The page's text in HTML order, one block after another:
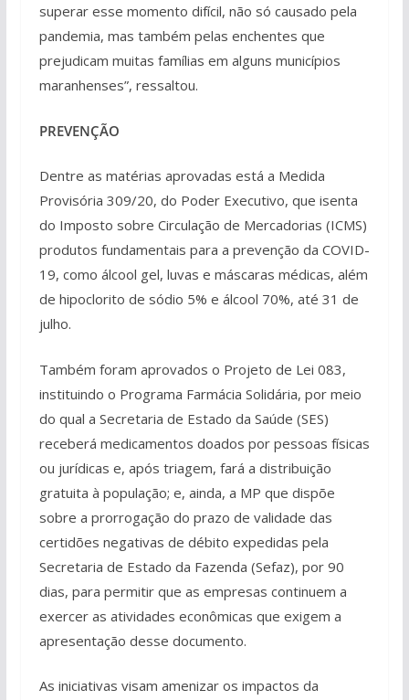
superar esse momento difícil, não só causado pela
pandemia, mas também pelas enchentes que
prejudicam muitas famílias em alguns municípios
maranhenses”, ressaltou.
PREVENÇÃO
Dentre as matérias aprovadas está a Medida
Provisória 309/20, do Poder Executivo, que isenta
do Imposto sobre Circulação de Mercadorias (ICMS)
produtos fundamentais para a prevenção da COVID-
19, como álcool gel, luvas e máscaras médicas, além
de hipoclorito de sódio 5% e álcool 70%, até 31 de
julho.
Também foram aprovados o Projeto de Lei 083,
instituindo o Programa Farmácia Solidária, por meio
do qual a Secretaria de Estado da Saúde (SES)
receberá medicamentos doados por pessoas físicas
ou jurídicas e, após triagem, fará a distribuição
gratuita à população; e, ainda, a MP que dispõe
sobre a prorrogação do prazo de validade das
certidões negativas de débito expedidas pela
Secretaria de Estado da Fazenda (Sefaz), por 90
dias, para permitir que as empresas continuem a
exercer as atividades econômicas que exigem a
apresentação desse documento.
As iniciativas visam amenizar os impactos da